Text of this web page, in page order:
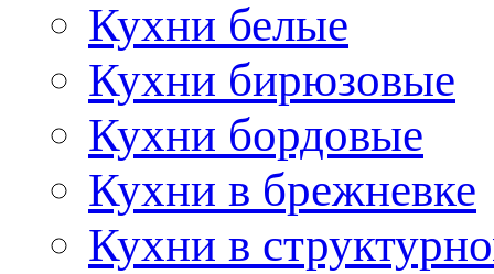
Кухни белые
Кухни бирюзовые
Кухни бордовые
Кухни в брежневке
Кухни в